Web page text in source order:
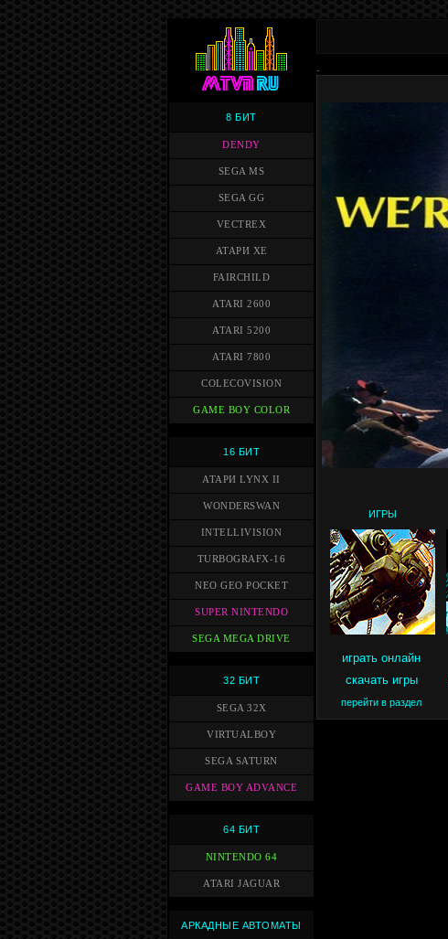
8 БИТ
DENDY
SEGA MS
SEGA GG
VECTREX
АТАРИ XE
FAIRCHILD
ATARI 2600
ATARI 5200
ATARI 7800
COLECOVISION
GAME BOY COLOR
16 БИТ
АТАРИ LYNX II
WONDERSWAN
INTELLIVISION
TURBOGRAFX-16
NEO GEO POCKET
SUPER NINTENDO
SEGA MEGA DRIVE
32 БИТ
SEGA 32X
VIRTUALBOY
SEGA SATURN
GAME BOY ADVANCE
64 БИТ
NINTENDO 64
ATARI JAGUAR
АРКАДНЫЕ АВТОМАТЫ
.
ИГРЫ
играть онлайн
скачать игры
перейти в раздел